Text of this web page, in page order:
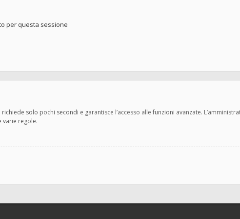
per questa sessione
solo pochi secondi e garantisce l’accesso alle funzioni avanzate.
varie regole.